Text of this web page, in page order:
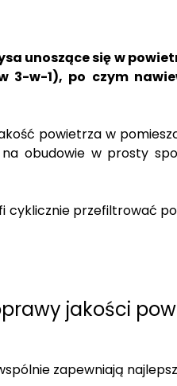
unoszące się w
w-1), po czym
powietrza w
obudowie w prosty
przefiltrować
jakości
zapewniają